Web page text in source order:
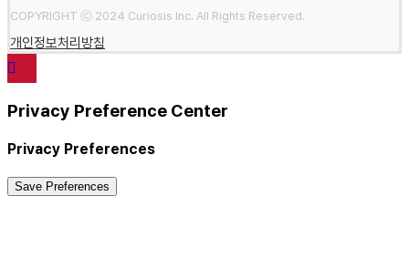
COPYRIGHT ⓒ 2024 Curiosis Inc. All Rights Reserved.
개인정보처리방침
Privacy Preference Center
Privacy Preferences